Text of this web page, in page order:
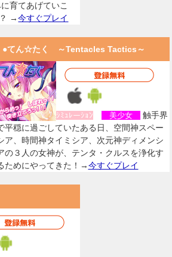
育てあげていこ
？ →今すぐプレイ
●てん☆たく ～Tentacles Tactics～
ｼﾐｭﾚーｼｮﾝ 美少女
触手界
平穏に過ごしていたある日、空間神スペー
ア、時間神タイミシア、次元神ディメンシ
の３人の女神が、テンタ・クルスを浄化す
ためにやってきた！→今すぐプレイ